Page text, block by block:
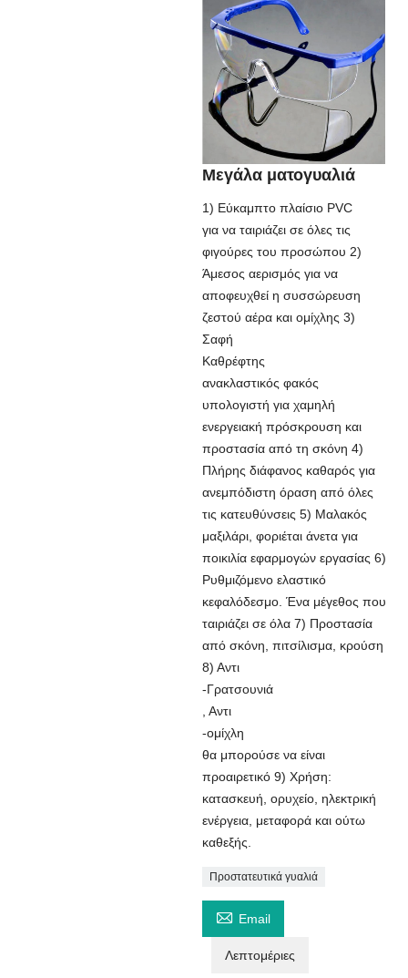
Μεγάλα ματογυαλιά
1) Εύκαμπτο πλαίσιο PVC
για να ταιριάζει σε όλες τις
φιγούρες του προσώπου 2)
Άμεσος αερισμός για να
αποφευχθεί η συσσώρευση
ζεστού αέρα και ομίχλης 3)
Σαφή
Καθρέφτης
ανακλαστικός φακός
υπολογιστή για χαμηλή
ενεργειακή πρόσκρουση και
προστασία από τη σκόνη 4)
Πλήρης διάφανος καθαρός για
ανεμπόδιστη όραση από όλες
τις κατευθύνσεις 5) Μαλακός
μαξιλάρι, φοριέται άνετα για
ποικιλία εφαρμογών εργασίας 6)
Ρυθμιζόμενο ελαστικό
κεφαλόδεσμο. Ένα μέγεθος που
ταιριάζει σε όλα 7) Προστασία
από σκόνη, πιτσίλισμα, κρούση
8) Αντι
-Γρατσουνιά
, Αντι
-ομίχλη
θα μπορούσε να είναι
προαιρετικό 9) Χρήση:
κατασκευή, ορυχείο, ηλεκτρική
ενέργεια, μεταφορά και ούτω
καθεξής.
Προστατευτικά γυαλιά
 Email
Λεπτομέριες